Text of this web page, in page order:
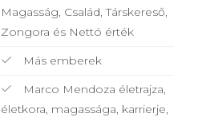
Magasság, Család, Társkereső,
Zongora és Nettó érték
Más emberek
Marco Mendoza életrajza,
életkora, magassága, karrierje,